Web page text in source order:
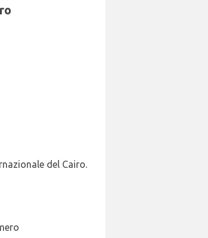
del Cairo.